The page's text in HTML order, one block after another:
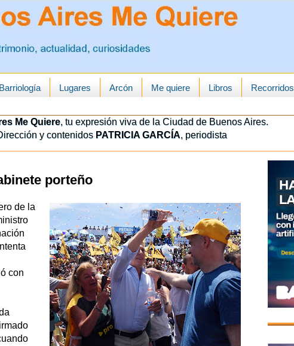
Barriología Lugares Arcón Me quiere Libros Recorridos
Me Quiere, tu expresión viva de la Ciudad de Buenos Aires.
y contenidos PATRICIA GARCÍA, periodista
porteño
de la
con